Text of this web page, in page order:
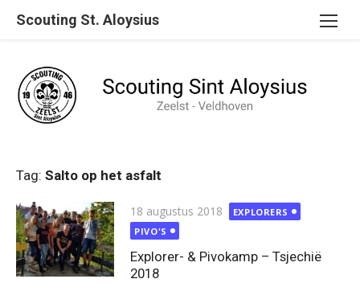
inhoud
Scouting St. Aloysius
Tag: Salto op het asfalt
Gepubliceerd
op
18 augustus 2018
EXPLORERS
PIVO'S
Explorer- & Pivokamp – Tsjechië
2018